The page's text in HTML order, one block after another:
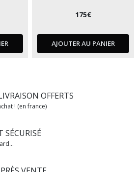
175€
AJOUTER AU PANIER
OFFERTS
! (en france)
SÉCURISÉ